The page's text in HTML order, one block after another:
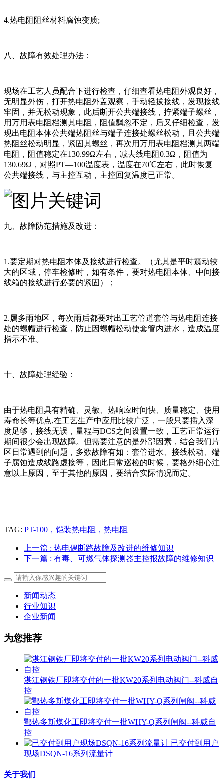
4.热电阻阻丝材料腐蚀变质;
八、故障有效处理办法：
现场在工艺人员配合下进行检查，仔细查看热电阻外观良好，
无明显外伤，打开热电阻外盖观察，手动轻拔接线，发现接线
牢固，并无松动现象，此后断开公共端接线，拧紧端子螺丝，
用万用表电阻档测其电阻，阻值飘忽不定，后又仔细检查，发
现出电阻本体公共端热阻丝与端子连接处螺丝松动，且公共端
热阻丝松动明显，紧固其螺丝，再次用万用表电阻档测其两端
电阻，阻值稳定在130.99Ω左右，减去线电阻0.3Ω，阻值为
130.69Ω，对照PT—100温度表，温度在70℃左右，此时恢复
公共端接线，与主控互动，主控回复温度已正常。
九、故障防范措施及改进：
1.要定期对热电阻本体及接线进行检查。（尤其是平时震动较
大的区域，停车检修时，如有条件，要对热电阻本体、中间接
线箱的接线进行必要的紧固）；
2.属多雨地区，每次雨后都要对出工艺管道套管与热电阻连接
处的螺帽进行检查，防止因螺帽松动使套管内进水，造成温度
指示不准。
十、故障处理经验：
由于热电阻具有精确、灵敏、热响应时间快、质量稳定、使用
寿命长等优点,在工艺生产中应用比较广泛，一般只要插入深
度足够，接线无误，量程与DCS之间设置一致，工艺正常运行
期间很少会出现故障。但需要注意的是外部因素，结合我们片
区日常遇到的问题，多数故障有如：套管进水、接线松动、端
子腐蚀造成线路虚接等，因此日常巡检的时候，要格外细心注
意以上原因，至于其他的原因，要结合实际情况而定。
TAG: PT-100，铠装热电阻，热电阻
上一篇 : 热电偶断路故障及改进的维修知识
下一篇 : 有毒、可燃气体探测器主控报故障的维修知识
新闻动态
行业知识
企业新闻
为您推荐
湛江钢铁厂即将交付的一批KW20系列电动阀门--科威自
控
鄂热多斯煤化工即将交付一批WHY-Q系列闸阀--科威自
控
已交付到用户
现场DSQN-16系列流量计
关于我们